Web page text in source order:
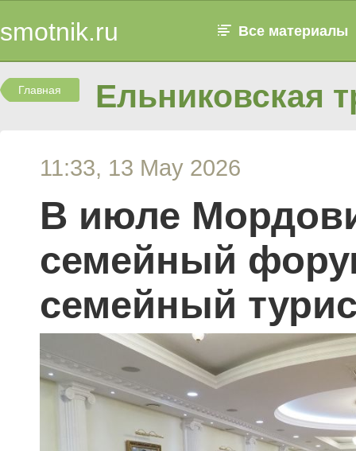
smotnik.ru Все материалы
Главная Ельниковская
11:33, 13 May 2026
В июле
семейный
семейный